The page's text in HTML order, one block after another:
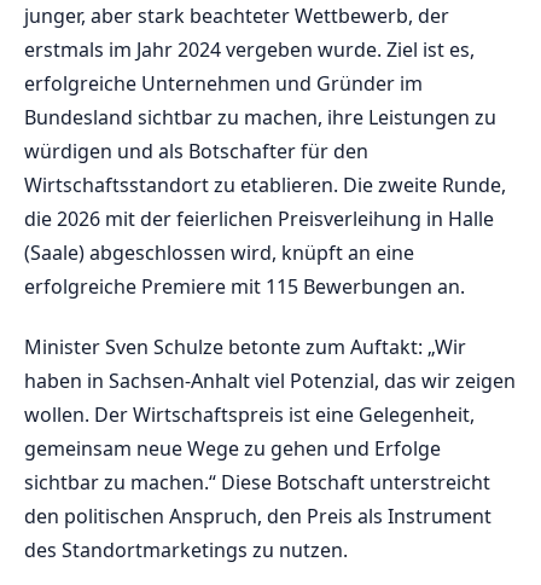
junger, aber stark beachteter Wettbewerb, der
erstmals im Jahr 2024 vergeben wurde. Ziel ist es,
erfolgreiche Unternehmen und Gründer im
Bundesland sichtbar zu machen, ihre Leistungen zu
würdigen und als Botschafter für den
Wirtschaftsstandort zu etablieren. Die zweite Runde,
die 2026 mit der feierlichen Preisverleihung in Halle
(Saale) abgeschlossen wird, knüpft an eine
erfolgreiche Premiere mit 115 Bewerbungen an.
Minister Sven Schulze betonte zum Auftakt: „Wir
haben in Sachsen-Anhalt viel Potenzial, das wir zeigen
wollen. Der Wirtschaftspreis ist eine Gelegenheit,
gemeinsam neue Wege zu gehen und Erfolge
sichtbar zu machen.“ Diese Botschaft unterstreicht
den politischen Anspruch, den Preis als Instrument
des Standortmarketings zu nutzen.